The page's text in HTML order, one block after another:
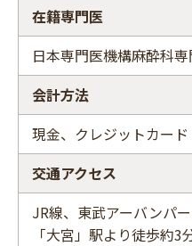
在籍専門医
日本専門医機構麻酔科
会計方法
現金、クレジットカード
交通アクセス
JR線、東武アーバンパ
「大宮」駅より徒歩約3